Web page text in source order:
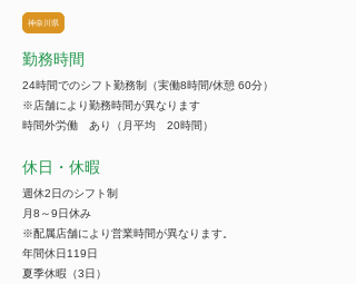
神奈川県
勤務時間
24時間でのシフト勤務制（実働8時間/休憩 60分）
※店舗により勤務時間が異なります
時間外労働 あり（月平均 20時間）
休日・休暇
週休2日のシフト制
月8～9日休み
※配属店舗により営業時間が異なります。
年間休日119日
夏季休暇（3日）